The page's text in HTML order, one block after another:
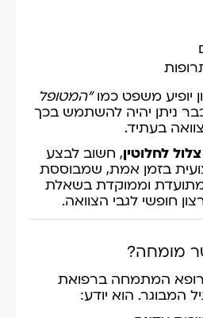
יופיע משפט כמו“המטופל
ניתן יהיה להשתמש בכך
בעתיד.
לחלוטין, חשוב לבצע
בזמן אמת, שמבוססת
וממוקדת בשאלת
חופשי לגבי הצוואה.
מומחה?
המתמחה ברפואת
המבוגר. הוא יודע: